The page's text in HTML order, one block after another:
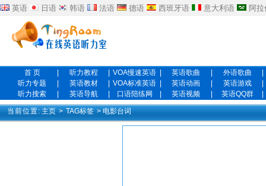
英语 日语 韩语 法语 德语 西班牙语 意大利语 阿
首 页 听力教程 VOA慢速英语 英语歌曲 外语歌曲
听力专题
英语教材 VOA标准英语 英语动画 英语游戏
听力搜索
英语导航 口语陪练网 英语视频 英语QQ群
当前位置: 主页 > TAG标签 > 电影台词